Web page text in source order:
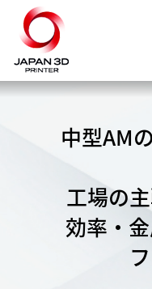
中型AM
工場の
効率・